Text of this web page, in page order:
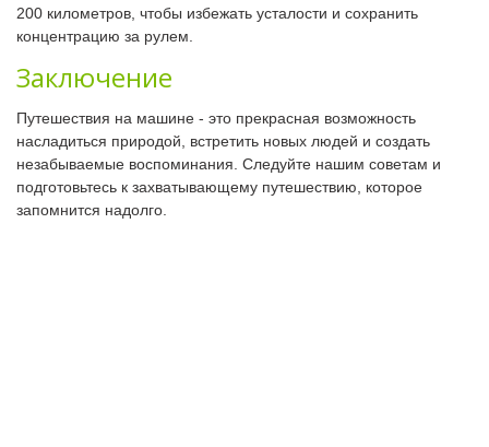
200 километров, чтобы избежать усталости и сохранить
концентрацию за рулем.
Заключение
Путешествия на машине - это прекрасная возможность
насладиться природой, встретить новых людей и создать
незабываемые воспоминания. Следуйте нашим советам и
подготовьтесь к захватывающему путешествию, которое
запомнится надолго.